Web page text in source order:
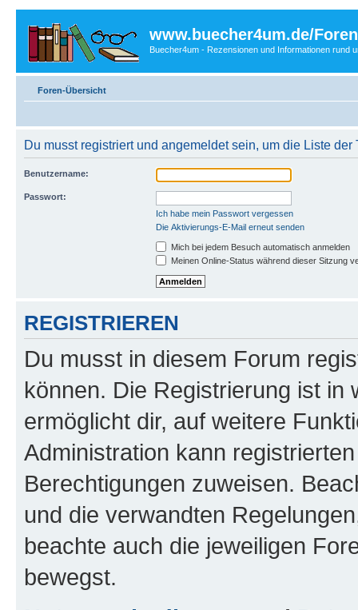
www.buecher4um.de/Foren
Buecher4um - Rezensionen und Informationen rund
Foren-Übersicht
Du musst registriert und angemeldet sein, um die Liste
Benutzername:
Passwort:
Ich habe mein Passwort vergessen
Die Aktivierungs-E-Mail erneut senden
Mich bei jedem Besuch automatisch anmelden
Meinen Online-Status während dieser Sitzung
REGISTRIEREN
Du musst in diesem Forum
können. Die Registrierung ist in
ermöglicht dir, auf weitere
Administration kann
Berechtigungen zuweisen.
und die verwandten
beachte auch die jeweiligen
bewegst.